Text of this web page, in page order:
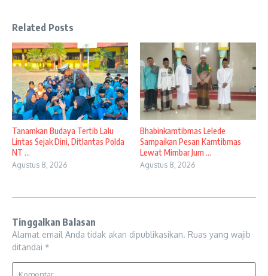
Related Posts
Tanamkan Budaya Tertib Lalu
Lintas Sejak Dini, Ditlantas Polda
NT ...
Agustus 8, 2026
Bhabinkamtibmas Lelede
Sampaikan Pesan Kamtibmas
Lewat Mimbar Jum ...
Agustus 8, 2026
Tinggalkan Balasan
Alamat email Anda tidak akan dipublikasikan. Ruas yang wajib
ditandai *